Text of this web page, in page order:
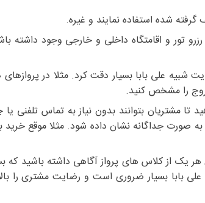
گرفته شده استفاده نمایند و غیره.
تور و اقامتگاه داخلی و خارجی وجود داشته
علی بابا بسیار دقت کرد. مثلا در پروازهای
را مشخص کنید.
مشتریان بتوانند بدون نیاز به تماس تلفنی
صورت جداگانه نشان داده شود. مثلا موقع خرید
یک از کلاس های پرواز آگاهی داشته باشید که
بابا بسیار ضروری است و رضایت مشتری را